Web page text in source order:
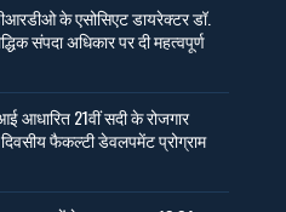
के एसोसिएट डायरेक्टर डॉ.
संपदा अधिकार पर दी महत्वपूर्ण
आधारित 21वीं सदी के रोजगार
फैकल्टी डेवलपमेंट प्रोग्राम